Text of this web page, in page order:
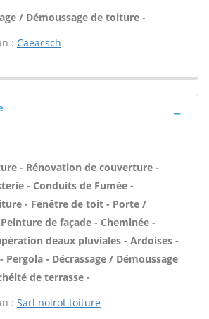
/ Démoussage de toiture -
: Caeacsch
- Rénovation de couverture -
- Conduits de Fumée -
- Fenêtre de toit - Porte /
de façade - Cheminée -
deaux pluviales - Ardoises -
- Décrassage / Démoussage
de terrasse -
: Sarl noirot toiture